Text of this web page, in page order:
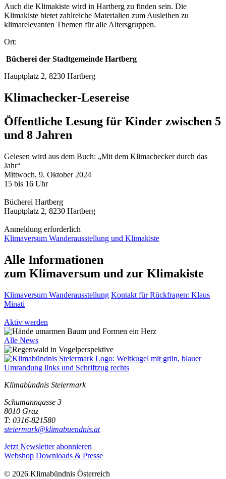
Auch die Klimakiste wird in Hartberg zu finden sein. Die
Klimakiste bietet zahlreiche Materialien zum Ausleihen zu
klimarelevanten Themen für alle Altersgruppen.
Ort:
Bücherei der Stadtgemeinde Hartberg
Hauptplatz 2, 8230 Hartberg
Klimachecker-Lesereise
Öffentliche Lesung für Kinder zwischen 5
und 8 Jahren
Gelesen wird aus dem Buch: „Mit dem Klimachecker durch das
Jahr“
Mittwoch, 9. Oktober 2024
15 bis 16 Uhr
Bücherei Hartberg
Hauptplatz 2, 8230 Hartberg
Anmeldung erforderlich
Klimaversum Wanderausstellung und Klimakiste
Alle Informationen
zum Klimaversum und zur Klimakiste
Klimaversum Wanderausstellung Kontakt für Rückfragen: Klaus
Minati
Aktiv werden
Alle News
Klimabündnis Steiermark
Schumanngasse 3
8010 Graz
T: 0316-821580
steiermark@klimabuendnis.at
Jetzt Newsletter abonnieren
Webshop Downloads & Presse
© 2026 Klimabündnis Österreich